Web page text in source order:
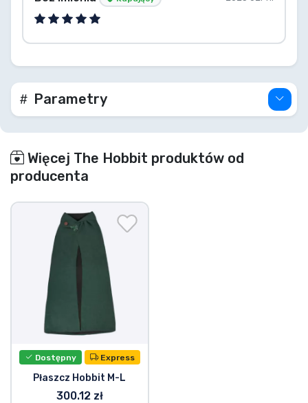
Parametry
Więcej The Hobbit produktów od
producenta
Dostępny Express
Płaszcz Hobbit M-L
300.12 zł